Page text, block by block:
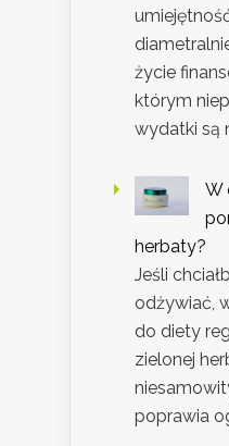
życie
którym
wydatki są
W
herbaty?
Jeśli
odżywiać,
do diety
zielonej
poprawia